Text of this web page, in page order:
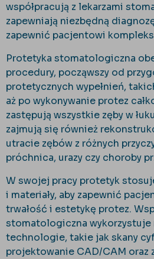
współpracują z lekarzami
zapewniają niezbędną
zapewnić pacjentowi
Protetyka stomatologiczna
procedury, począwszy od
protetycznych wypełnień,
aż po wykonywanie protez
zastępują wszystkie zęby w
zajmują się również
utracie zębów z różnych
próchnica, urazy czy choroby
W swojej pracy protetyk
i materiały, aby zapewnić
trwałość i estetykę protez.
stomatologiczna wykorzystuje
technologie, takie jak skany
projektowanie CAD/CAM oraz